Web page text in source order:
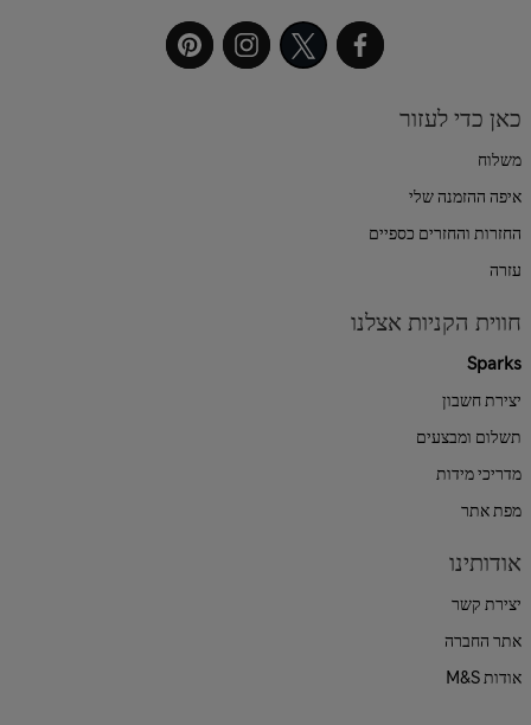
כאן כדי לעזור
משלוח
איפה ההזמנה שלי
החזרות והחזרים כספיים
עזרה
חווית הקניות אצלנו
Sparks
יצירת חשבון
תשלום ומבצעים
מדריכי מידות
מפת אתר
אודותינו
יצירת קשר
אתר החברה
אודות M&S